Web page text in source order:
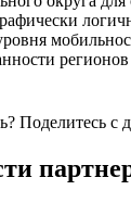
Поделитесь с